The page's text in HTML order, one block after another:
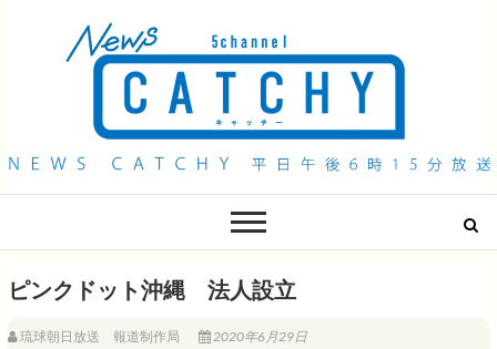
QAB NEWS Headline
ピンクドット沖縄 法人設立
琉球朝日放送 報道制作局 2020年6月29日